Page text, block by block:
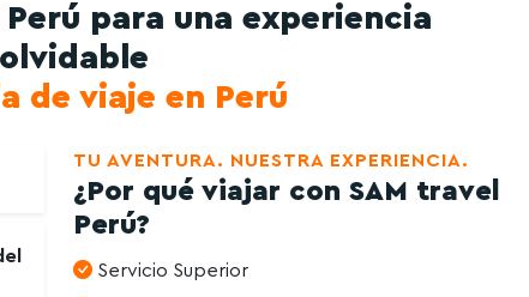
Perú para una experiencia
de viaje en Perú
TU AVENTURA. NUESTRA EXPERIENCIA.
¿Por qué viajar con SAM travel
Perú?
Servicio Superior